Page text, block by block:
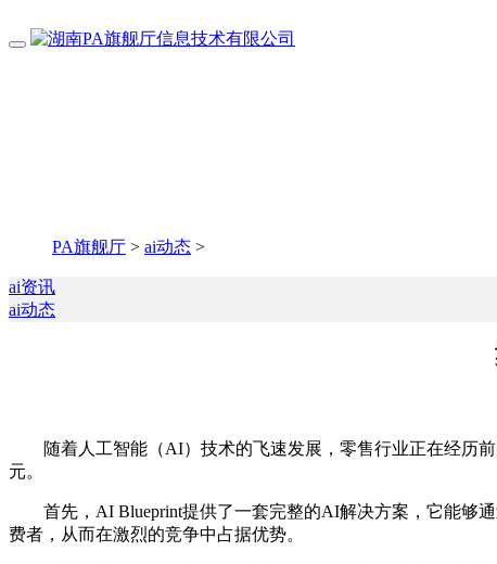
PA旗舰厅 > ai动态 >
ai资讯
ai动态
随着人工智能（AI）技术的飞速发展，零售行业正在经历前
元。
首先，AI Blueprint提供了一套完整的AI解决方案，它能够通
费者，从而在激烈的竞争中占据优势。